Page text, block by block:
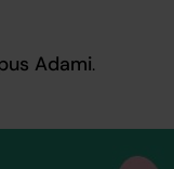
Adami.